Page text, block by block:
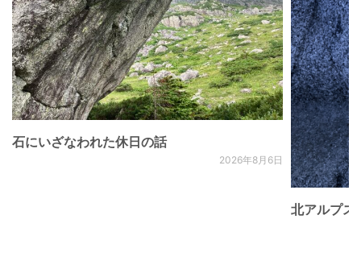
石にいざなわれた休日の話
2026年8月6日
北アルプ